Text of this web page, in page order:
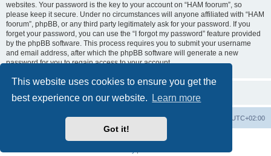
This website uses cookies to ensure you get the
best experience on our website.
Learn more
Got it!
websites. Your password is the key to your account on “HAM foorum”, so
please keep it secure. Under no circumstances will anyone affiliated with “HAM
foorum”, phpBB, or any third party legitimately ask for your password. If you
forget your password, you can use the “I forgot my password” feature provided
by the phpBB software. This process requires you to submit your username
and email address, after which the phpBB software will generate a new
password for you to regain access to your account.
UTC+02:00
Delete cookies
Contact us
Powered by
® Forum Software © phpBB Limited